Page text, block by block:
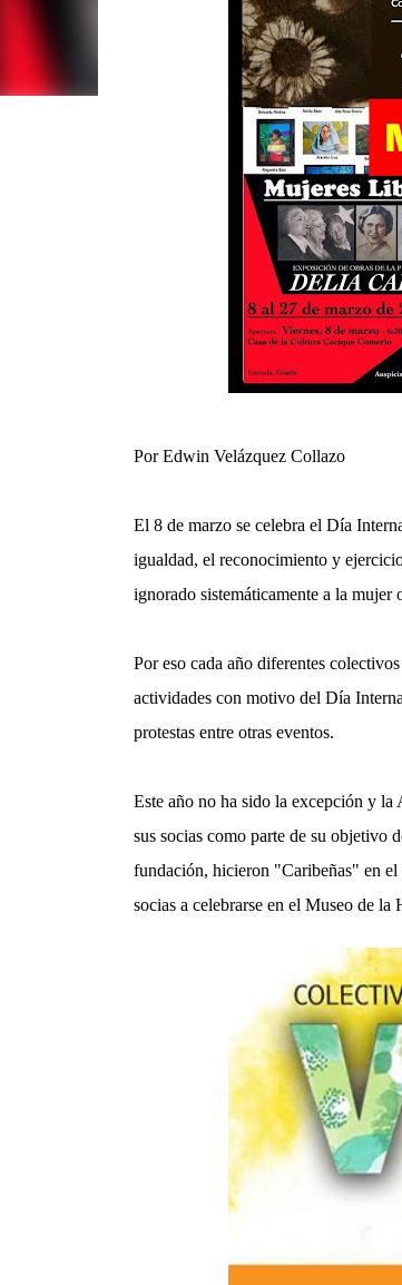
Por Edwin Velázquez Collazo
El 8 de marzo se celebra el Día
igualdad, el reconocimiento y
ignorado sistemáticamente a la
Por eso cada año diferentes
actividades con motivo del Día
protestas entre otras eventos.
Este año no ha sido la excepción y la
sus socias como parte de su objetivo
fundación, hicieron "Caribeñas" en
socias a celebrarse en el Museo de la